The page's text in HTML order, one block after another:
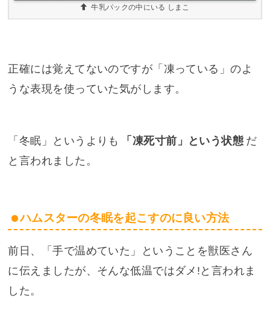
牛乳パックの中にいる しまこ
正確には覚えてないのですが「凍っている」のよ
うな表現を使っていた気がします。
「冬眠」というよりも 「凍死寸前」という状態 だ
と言われました。
ハムスターの冬眠を起こすのに良い方法
前日、「手で温めていた」ということを獣医さん
に伝えましたが、そんな低温ではダメ!と言われま
した。